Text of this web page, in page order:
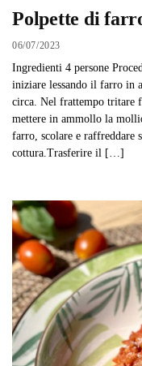
Polpette di
06/07/2023
Ingredienti 4 persone
iniziare lessando il farro in
circa. Nel frattempo tritare
mettere in ammollo la
farro, scolare e raffreddare
cottura.Trasferire il […]